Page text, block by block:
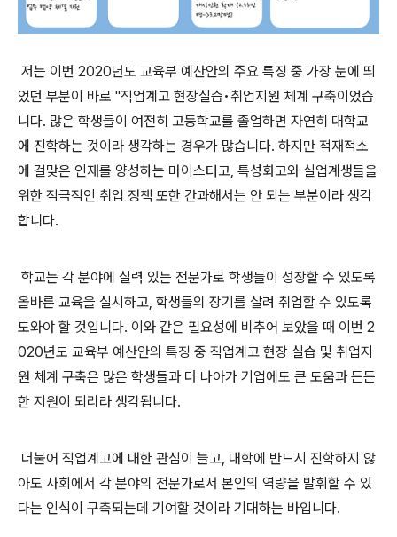
저는 이번 2020년도 교육부 예산안의 주요 특징 중 가장 눈에 띄
었던 부분이 바로 "직업계고 현장실습•취업지원 체계 구축이었습
니다. 많은 학생들이 여전히 고등학교를 졸업하면 자연히 대학교
에 진학하는 것이라 생각하는 경우가 많습니다. 하지만 적재적소
에 걸맞은 인재를 양성하는 마이스터고, 특성화고와 실업계생들을
위한 적극적인 취업 정책 또한 간과해서는 안 되는 부분이라 생각
합니다.
학교는 각 분야에 실력 있는 전문가로 학생들이 성장할 수 있도록
올바른 교육을 실시하고, 학생들의 장기를 살려 취업할 수 있도록
도와야 할 것입니다. 이와 같은 필요성에 비추어 보았을 때 이번 2
020년도 교육부 예산안의 특징 중 직업계고 현장 실습 및 취업지
원 체계 구축은 많은 학생들과 더 나아가 기업에도 큰 도움과 든든
한 지원이 되리라 생각됩니다.
더불어 직업계고에 대한 관심이 늘고, 대학에 반드시 진학하지 않
아도 사회에서 각 분야의 전문가로서 본인의 역량을 발휘할 수 있
다는 인식이 구축되는데 기여할 것이라 기대하는 바입니다.